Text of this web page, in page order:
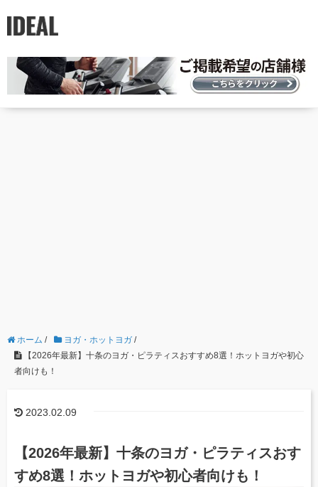
ホーム / ヨガ・ホットヨガ /
【2026年最新】十条のヨガ・ピラティスおすすめ8選！ホットヨガや初心
者向けも！
2023.02.09
【2026年最新】十条のヨガ・ピラティスおす
すめ8選！ホットヨガや初心者向けも！